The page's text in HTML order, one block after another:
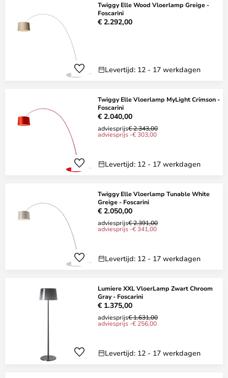
Twiggy Elle Wood Vloerlamp Greige -
Foscarini
€ 2.292,00
Levertijd: 12 - 17 werkdagen
Twiggy Elle Vloerlamp MyLight Crimson -
Foscarini
€ 2.040,00
adviesprijs€ 2.343,00
adviesprijs -€ 303,00
Levertijd: 12 - 17 werkdagen
Twiggy Elle Vloerlamp Tunable White
Greige - Foscarini
€ 2.050,00
adviesprijs€ 2.391,00
adviesprijs -€ 341,00
Levertijd: 12 - 17 werkdagen
Lumiere XXL VloerLamp Zwart Chroom
Gray - Foscarini
€ 1.375,00
adviesprijs€ 1.631,00
adviesprijs -€ 256,00
Levertijd: 12 - 17 werkdagen